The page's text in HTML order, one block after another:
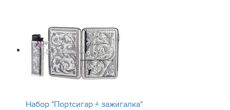
Набор "Портсигар + зажигалка"